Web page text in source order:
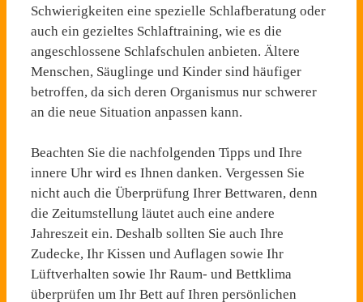
Schwierigkeiten eine spezielle Schlafberatung oder
auch ein gezieltes Schlaftraining, wie es die
angeschlossene Schlafschulen anbieten. Ältere
Menschen, Säuglinge und Kinder sind häufiger
betroffen, da sich deren Organismus nur schwerer
an die neue Situation anpassen kann.
Beachten Sie die nachfolgenden Tipps und Ihre
innere Uhr wird es Ihnen danken. Vergessen Sie
nicht auch die Überprüfung Ihrer Bettwaren, denn
die Zeitumstellung läutet auch eine andere
Jahreszeit ein. Deshalb sollten Sie auch Ihre
Zudecke, Ihr Kissen und Auflagen sowie Ihr
Lüftverhalten sowie Ihr Raum- und Bettklima
überprüfen um Ihr Bett auf Ihren persönlichen